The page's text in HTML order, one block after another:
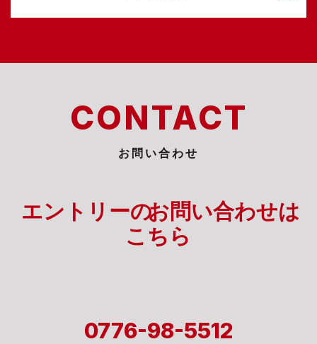
CONTACT
お問い合わせ
エントリーのお問い合わせは
こちら
0776-98-5512